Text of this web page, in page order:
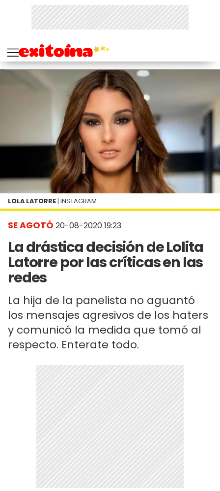
SE AGOTÓ 20-08-2020 19:23
La drástica decisión de Lolita
Latorre por las críticas en las
redes
La hija de la panelista no aguantó
los mensajes agresivos de los haters
y comunicó la medida que tomó al
respecto. Enterate todo.
LOLA LATORRE | INSTAGRAM